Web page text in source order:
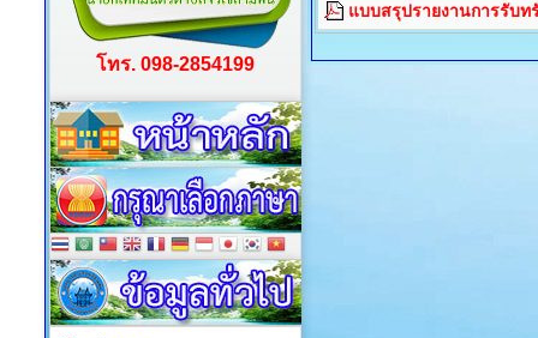
แบบสรุปรายงานการรับ
โทร. 098-2854199